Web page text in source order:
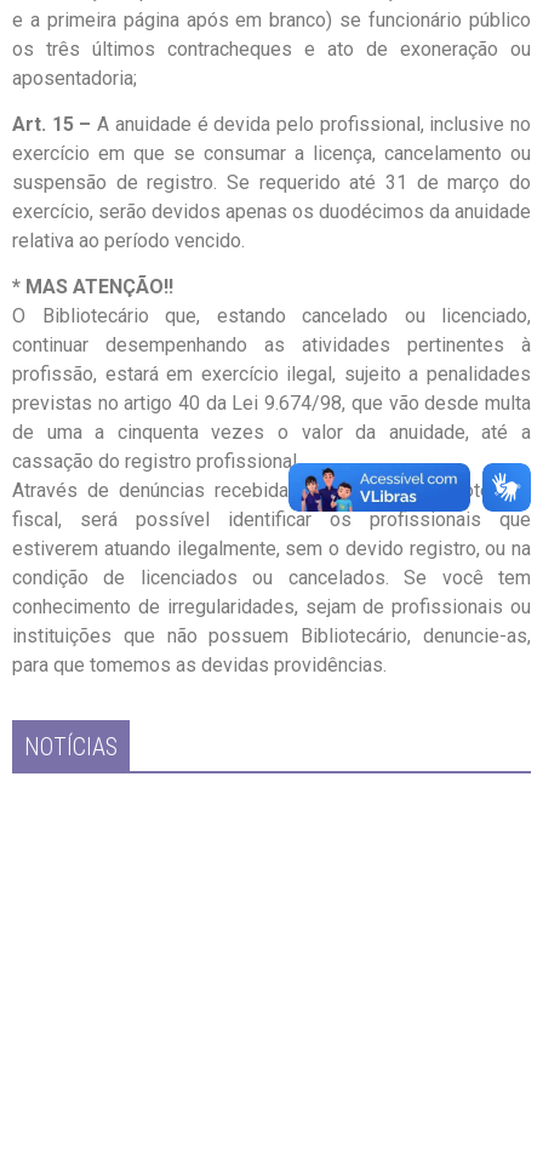
e a primeira página após em branco) se funcionário público
os três últimos contracheques e ato de exoneração ou
aposentadoria;
Art. 15–A anuidade é devida pelo profissional, inclusive no
exercício em que se consumar a licença, cancelamento ou
suspensão de registro. Se requerido até 31 de março do
exercício, serão devidos apenas os duodécimos da anuidade
relativa ao período vencido.
* MAS ATENÇÃO!!
O Bibliotecário que, estando cancelado ou licenciado,
continuar desempenhando as atividades pertinentes à
profissão, estará em exercício ilegal, sujeito a penalidades
previstas no artigo 40 da Lei 9.674/98, que vão desde multa
de uma a cinquenta vezes o valor da anuidade, até a
cassação do registro profissional.
Através de denúncias recebidas e visitas da Bibliotecária
fiscal, será possível identificar os profissionais que
estiverem atuando ilegalmente, sem o devido registro, ou na
condição de licenciados ou cancelados. Se você tem
conhecimento de irregularidades, sejam de profissionais ou
instituições que não possuem Bibliotecário, denuncie-as,
para que tomemos as devidas providências.
NOTÍCIAS